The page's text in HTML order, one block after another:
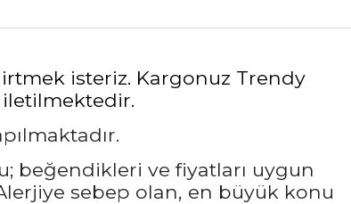
isteriz. Kargonuz Trendy
iletilmektedir.
beğendikleri ve fiyatları uygun
sebep olan, en büyük konu